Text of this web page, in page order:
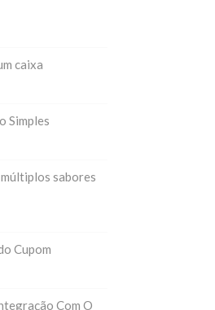
caixa
Simples
sabores
Cupom
Com O